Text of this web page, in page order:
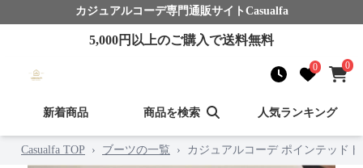
カジュアルコーデ専門通販サイト Casualfa
5,000円以上のご購入で送料無料
0 0
新着商品 商品を検索 人気ランキング
Casualfa TOP › ブーツの一覧 › カジュアルコーデ ポインテッド